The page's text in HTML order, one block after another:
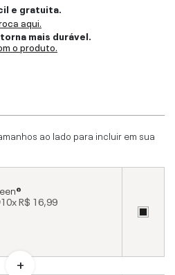
e gratuita.
aqui.
mais durável.
o produto.
ao lado para incluir em sua
10xR$ 16,99